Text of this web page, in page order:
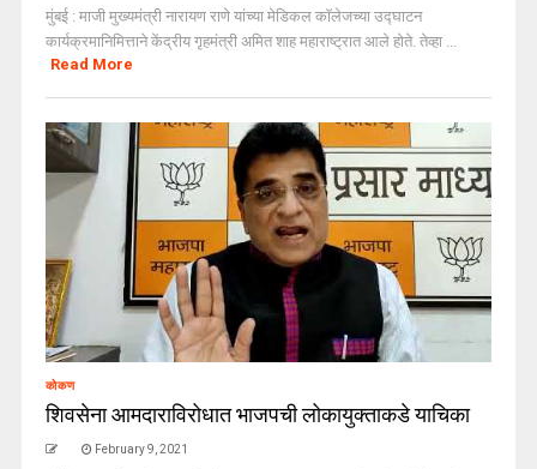
मुंबई : माजी मुख्यमंत्री नारायण राणे यांच्या मेडिकल काॅलेजच्या उद्घाटन
कार्यक्रमानिमित्ताने केंद्रीय गृहमंत्री अमित शाह महाराष्ट्रात आले होते. तेव्हा ...
Read More
कोकण
शिवसेना आमदाराविरोधात भाजपची लोकायुक्ताकडे याचिका
February 9, 2021